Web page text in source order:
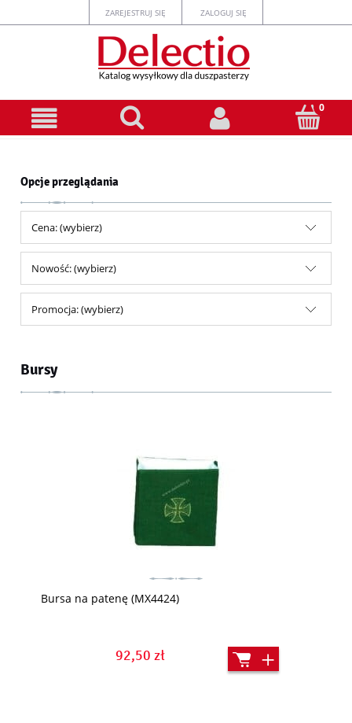
ZAREJESTRUJ SIĘ ZALOGUJ SIĘ
Opcje przeglądania
Cena: (wybierz)
Nowość: (wybierz)
Promocja: (wybierz)
Bursy
Bursa na patenę (MX4424)
92,50 zł